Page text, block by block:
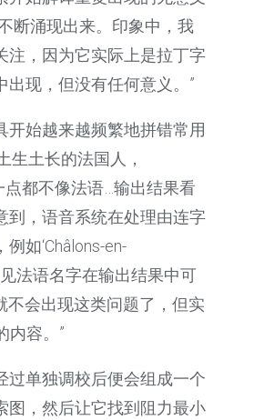
断涌现出来。印象中，我
注，因为它实际上是拉丁字
出现，但没有任何意义。”
始越来越频繁地拼错常用
生土长的法国人，
点都不像法语…输出结果看
到，语音系统在处理由连字
如‘Châlons-en-
见法语名字在输出结果中可
不会出现这类问题了，但实
内容。”
过单独调校后便会组成一个
图，然后让它找到阻力最小